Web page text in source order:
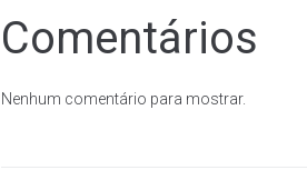
Comentários
Nenhum comentário para mostrar.